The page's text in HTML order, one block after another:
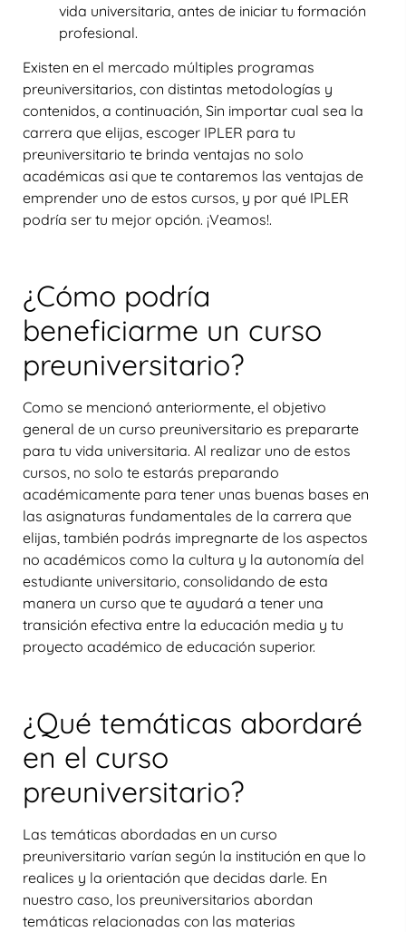
vida universitaria, antes de iniciar tu formación
profesional.
Existen en el mercado múltiples programas
preuniversitarios, con distintas metodologías y
contenidos, a continuación, Sin importar cual sea la
carrera que elijas, escoger IPLER para tu
preuniversitario te brinda ventajas no solo
académicas asi que te contaremos las ventajas de
emprender uno de estos cursos, y por qué IPLER
podría ser tu mejor opción. ¡Veamos!.
¿Cómo podría
beneficiarme un curso
preuniversitario?
Como se mencionó anteriormente, el objetivo
general de un curso preuniversitario es prepararte
para tu vida universitaria. Al realizar uno de estos
cursos, no solo te estarás preparando
académicamente para tener unas buenas bases en
las asignaturas fundamentales de la carrera que
elijas, también podrás impregnarte de los aspectos
no académicos como la cultura y la autonomía del
estudiante universitario, consolidando de esta
manera un curso que te ayudará a tener una
transición efectiva entre la educación media y tu
proyecto académico de educación superior.
¿Qué temáticas abordaré
en el curso
preuniversitario?
Las temáticas abordadas en un curso
preuniversitario varían según la institución en que lo
realices y la orientación que decidas darle. En
nuestro caso, los preuniversitarios abordan
temáticas relacionadas con las materias